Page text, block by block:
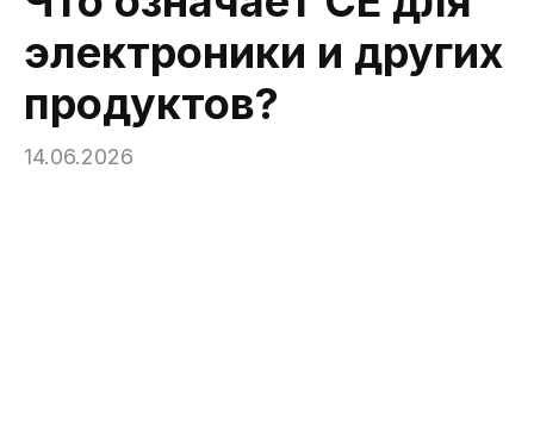
электроники и других
продуктов?
14.06.2026